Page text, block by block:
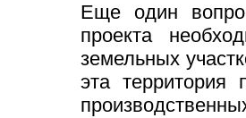
Еще один
проекта
земельных
эта